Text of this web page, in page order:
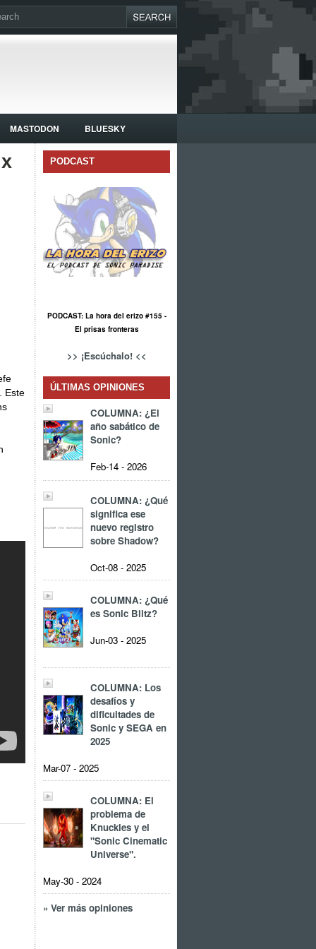
MASTODON BLUESKY
. Este
PODCAST
PODCAST: La hora del erizo #155 -
El prisas fronteras
>> ¡Escúchalo! <<
ÚLTIMAS OPINIONES
COLUMNA: ¿El
año sabático de
Sonic?
Feb-14 - 2026
COLUMNA: ¿Qué
significa ese
nuevo registro
sobre Shadow?
Oct-08 - 2025
COLUMNA: ¿Qué
es Sonic Blitz?
Jun-03 - 2025
COLUMNA: Los
desafíos y
dificultades de
Sonic y SEGA en
2025
Mar-07 - 2025
COLUMNA: El
problema de
Knuckles y el
"Sonic Cinematic
Universe".
May-30 - 2024
» Ver más opiniones